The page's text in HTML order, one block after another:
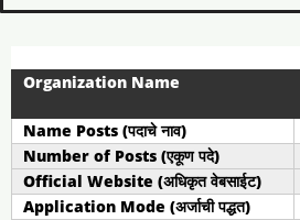
Organization Name
Name Posts (पदाचे नाव)
Number of Posts (एकूण पदे)
Official Website (अधिकृत वेबसाईट)
Application Mode (अर्जाची पद्धत)